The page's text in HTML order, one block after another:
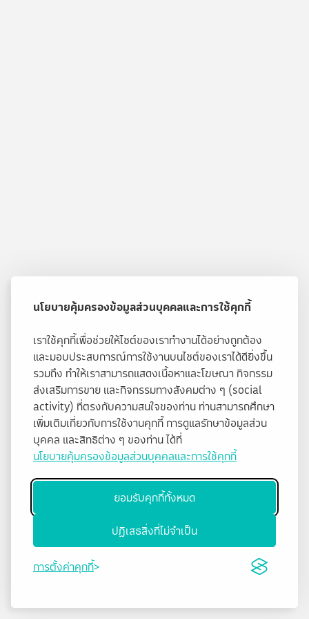
นโยบายคุ้มครองข้อมูลส่วนบุคคลและการใช้คุกกี้
เราใช้คุกกี้เพื่อช่วยให้ไซต์ของเราทำงานได้อย่างถูกต้อง
และมอบประสบการณ์การใช้งานบนไซต์ของเราได้ดียิ่งขึ้น
รวมถึง ทำให้เราสามารถแสดงเนื้อหาและโฆษณา กิจกรรม
ส่งเสริมการขาย และกิจกรรมทางสังคมต่าง ๆ (social
activity) ที่ตรงกับความสนใจของท่าน ท่านสามารถศึกษา
เพิ่มเติมเกี่ยวกับการใช้งานคุกกี้ การดูแลรักษาข้อมูลส่วน
บุคคล และสิทธิต่าง ๆ ของท่าน ได้ที่
นโยบายคุ้มครองข้อมูลส่วนบุคคลและการใช้คุกกี้
ยอมรับคุกกี้ทั้งหมด
ปฏิเสธสิ่งที่ไม่จำเป็น
การตั้งค่าคุกกี้